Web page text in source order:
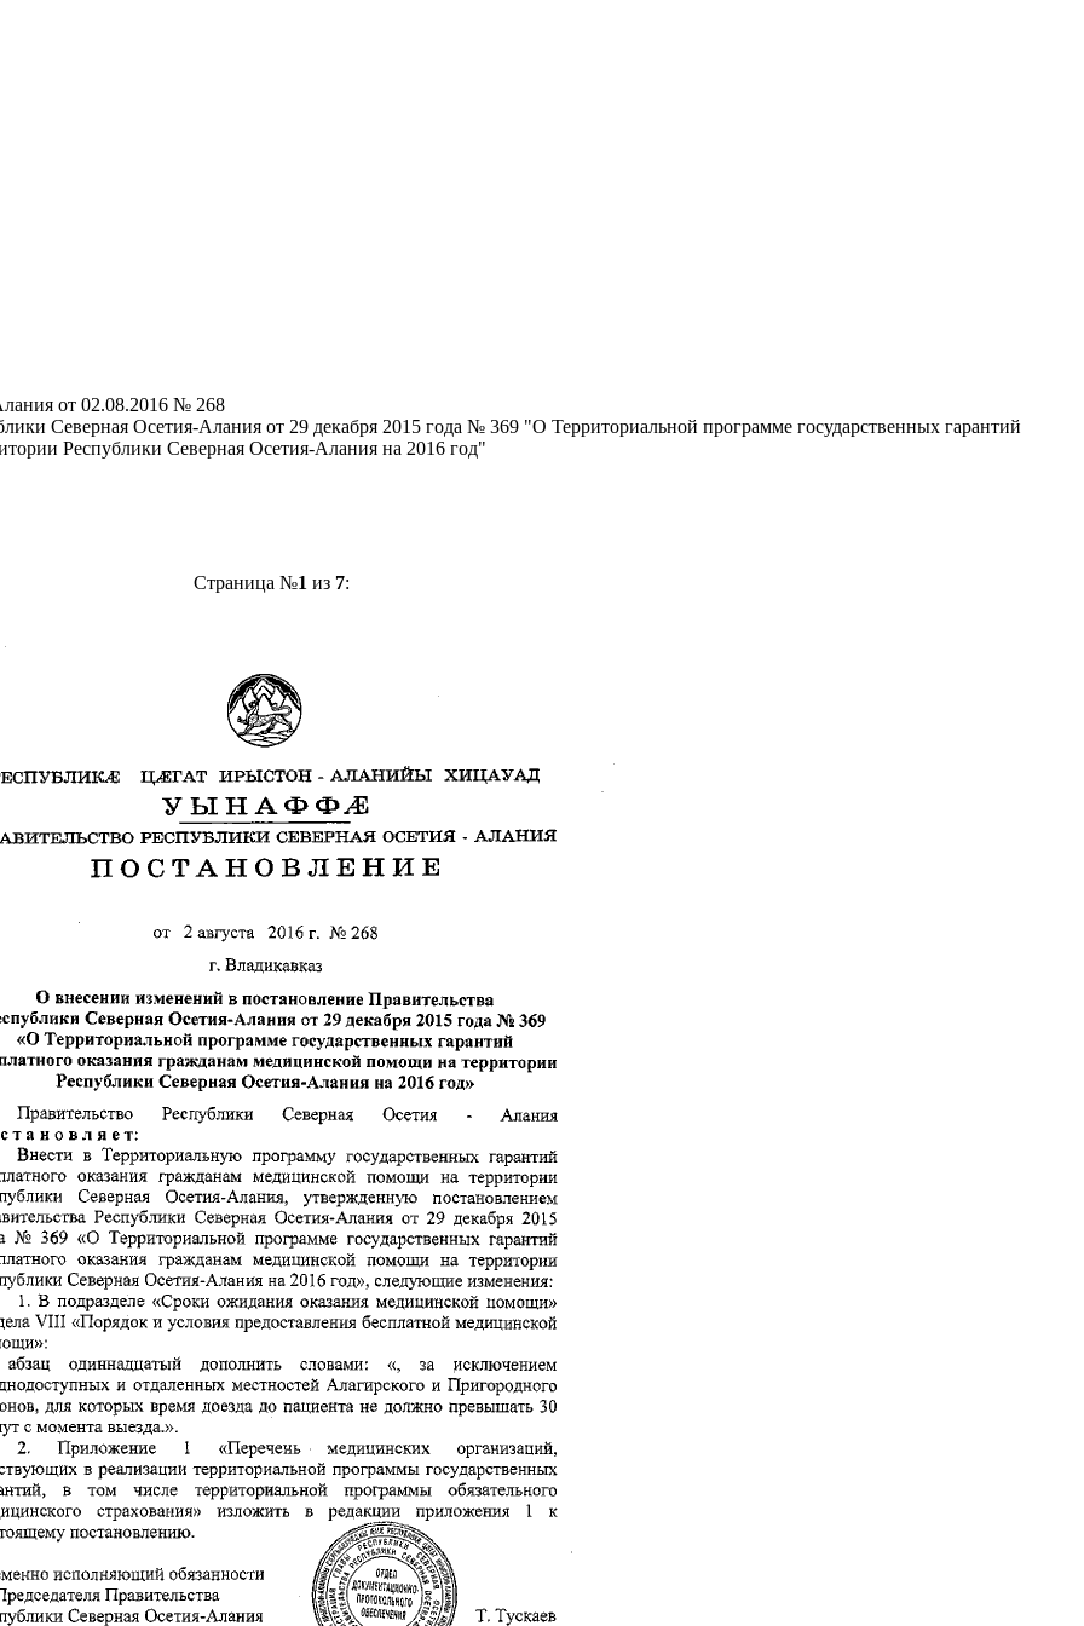
от 02.08.2016 № 268
Северная Осетия-Алания от 29 декабря 2015 года № 369 "О Территориальной программе государственных гарантий
Республики Северная Осетия-Алания на 2016 год"
Страница №1 из 7: